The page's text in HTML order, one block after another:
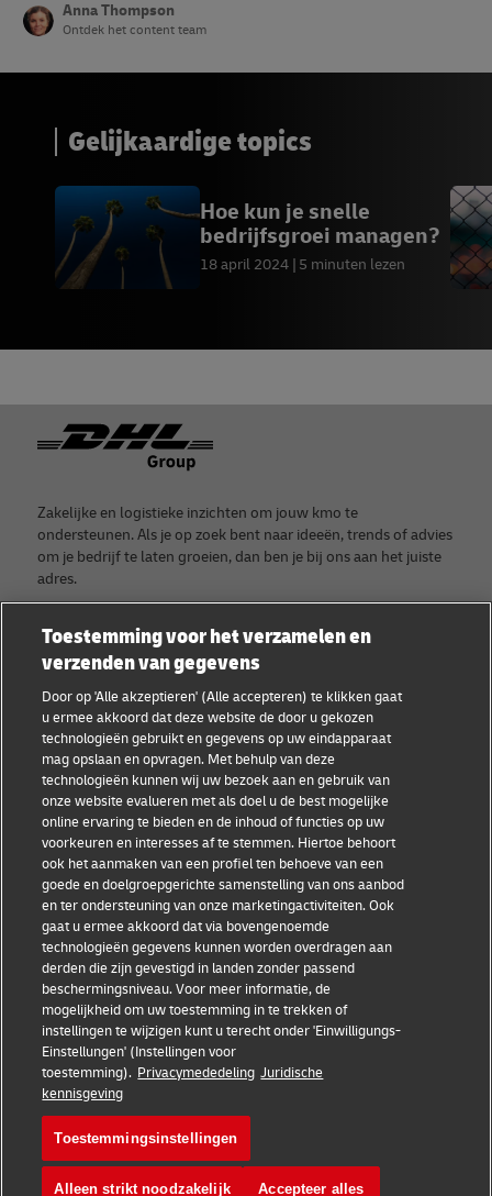
Anna Thompson
Ontdek het content team
Gelijkaardige topics
Hoe kun je snelle
bedrijfsgroei managen?
18 april 2024 5 minuten lezen
Footer
Zakelijke en logistieke inzichten om jouw kmo te
ondersteunen. Als je op zoek bent naar ideeën, trends of advies
om je bedrijf te laten groeien, dan ben je bij ons aan het juiste
adres.
Getuigenissen van kmo's
Advies voor kmo's
E-commerce advies
B2B advies
Logistiek advies
Verzenden met DHL
Over DHL
Contacteer DHL
Pers
Duurzaamheid
Juridische verklaring
Gebruiksvoorwaarden
Privacy
Cookie Settings
Volg ons
Toestemming voor het verzamelen en
verzenden van gegevens
Door op 'Alle akzeptieren' (Alle accepteren) te klikken gaat
u ermee akkoord dat deze website de door u gekozen
technologieën gebruikt en gegevens op uw eindapparaat
mag opslaan en opvragen. Met behulp van deze
technologieën kunnen wij uw bezoek aan en gebruik van
onze website evalueren met als doel u de best mogelijke
online ervaring te bieden en de inhoud of functies op uw
voorkeuren en interesses af te stemmen. Hiertoe behoort
ook het aanmaken van een profiel ten behoeve van een
goede en doelgroepgerichte samenstelling van ons aanbod
en ter ondersteuning van onze marketingactiviteiten. Ook
gaat u ermee akkoord dat via bovengenoemde
technologieën gegevens kunnen worden overdragen aan
derden die zijn gevestigd in landen zonder passend
beschermingsniveau. Voor meer informatie, de
mogelijkheid om uw toestemming in te trekken of
instellingen te wijzigen kunt u terecht onder 'Einwilligungs-
Einstellungen' (Instellingen voor
toestemming). Privacymededeling Juridische
kennisgeving
Toestemmingsinstellingen
Alleen strikt noodzakelijk Accepteer alles